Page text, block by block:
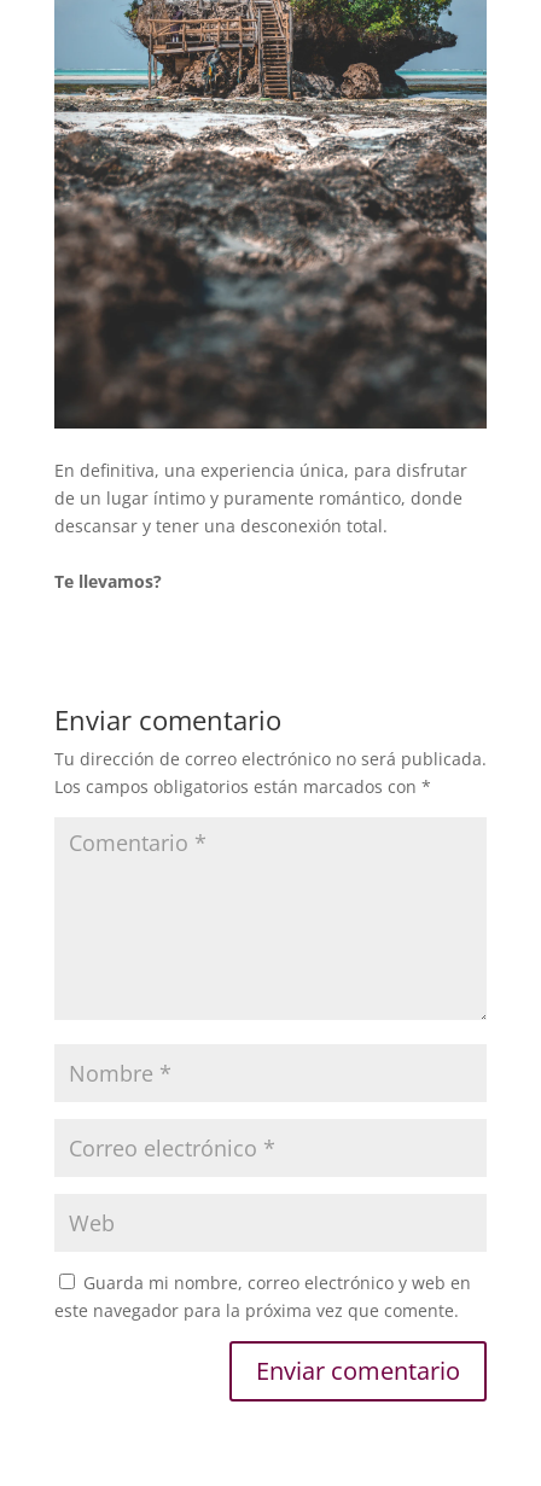
En definitiva, una experiencia única, para disfrutar
de un lugar íntimo y puramente romántico, donde
descansar y tener una desconexión total.
Te llevamos?
Enviar comentario
Tu dirección de correo electrónico no será publicada.
Los campos obligatorios están marcados con *
Guarda mi nombre, correo electrónico y web en
este navegador para la próxima vez que comente.